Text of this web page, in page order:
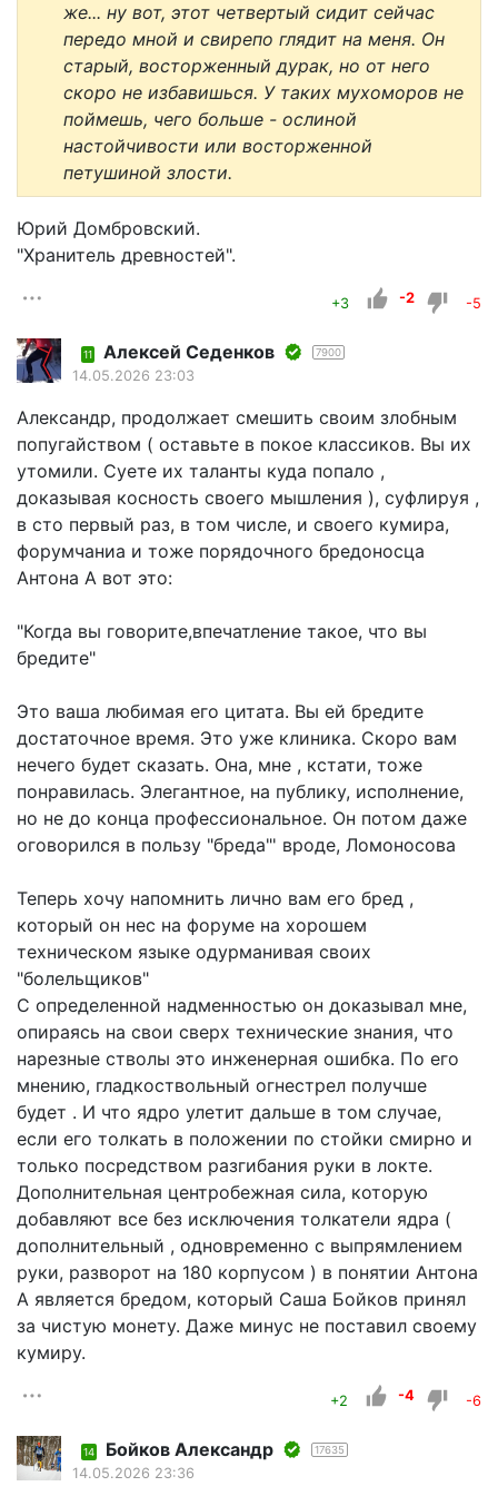
же... ну вот, этот четвертый сидит сейчас
передо мной и свирепо глядит на меня. Он
старый, восторженный дурак, но от него
скоро не избавишься. У таких мухоморов не
поймешь, чего больше - ослиной
настойчивости или восторженной
петушиной злости.
Юрий Домбровский.
"Хранитель древностей".
+3 -2 -5
11 Алексей Седенков 7900
14.05.2026 23:03
Александр, продолжает смешить своим злобным
попугайством ( оставьте в покое классиков. Вы их
утомили. Суете их таланты куда попало ,
доказывая косность своего мышления ), суфлируя ,
в сто первый раз, в том числе, и своего кумира,
форумчаниа и тоже порядочного бредоносца
Антона А вот это:
"Когда вы говорите,впечатление такое, что вы
бредите"
Это ваша любимая его цитата. Вы ей бредите
достаточное время. Это уже клиника. Скоро вам
нечего будет сказать. Она, мне , кстати, тоже
понравилась. Элегантное, на публику, исполнение,
но не до конца профессиональное. Он потом даже
оговорился в пользу "бреда"' вроде, Ломоносова
Теперь хочу напомнить лично вам его бред ,
который он нес на форуме на хорошем
техническом языке одурманивая своих
"болельщиков"
С определенной надменностью он доказывал мне,
опираясь на свои сверх технические знания, что
нарезные стволы это инженерная ошибка. По его
мнению, гладкоствольный огнестрел получше
будет . И что ядро улетит дальше в том случае,
если его толкать в положении по стойки смирно и
только посредством разгибания руки в локте.
Дополнительная центробежная сила, которую
добавляют все без исключения толкатели ядра (
дополнительный , одновременно с выпрямлением
руки, разворот на 180 корпусом ) в понятии Антона
А является бредом, который Саша Бойков принял
за чистую монету. Даже минус не поставил своему
кумиру.
+2 -4 -6
14 Бойков Александр 17635
14.05.2026 23:36